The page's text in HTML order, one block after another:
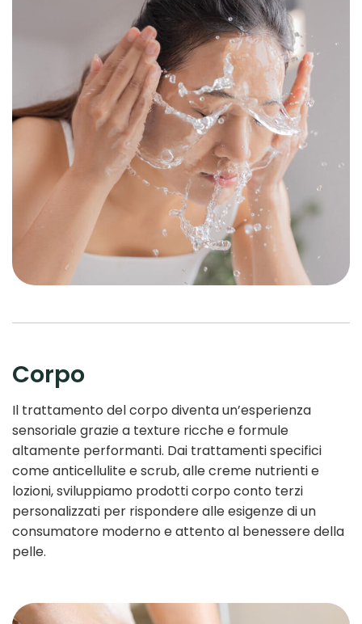
Corpo
Il trattamento del corpo diventa un’esperienza
sensoriale grazie a texture ricche e formule
altamente performanti. Dai trattamenti specifici
come anticellulite e scrub, alle creme nutrienti e
lozioni, sviluppiamo prodotti corpo conto terzi
personalizzati per rispondere alle esigenze di un
consumatore moderno e attento al benessere della
pelle.